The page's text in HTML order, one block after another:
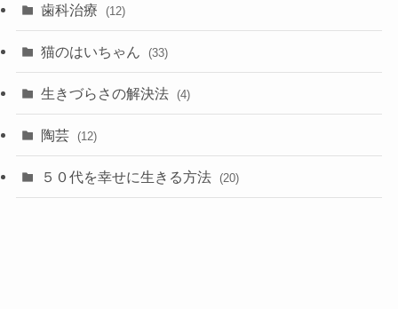
歯科治療 (12)
猫のはいちゃん (33)
生きづらさの解決法 (4)
陶芸 (12)
５０代を幸せに生きる方法 (20)